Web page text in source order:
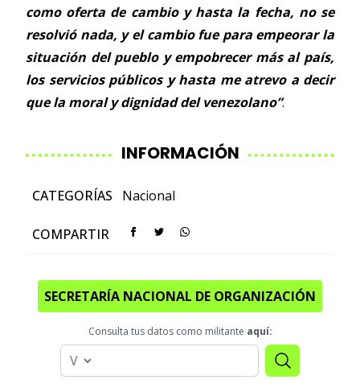
como oferta de cambio y hasta la fecha, no se
resolvió nada, y el cambio fue para empeorar la
situación del pueblo y empobrecer más al país,
los servicios públicos y hasta me atrevo a decir
que la moral y dignidad del venezolano”.
INFORMACIÓN
CATEGORÍAS Nacional
COMPARTIR
SECRETARÍA NACIONAL DE ORGANIZACIÓN
Consulta tus datos como militante aquí: